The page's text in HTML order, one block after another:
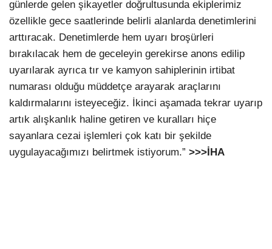
günlerde gelen şikayetler doğrultusunda ekiplerimiz
özellikle gece saatlerinde belirli alanlarda denetimlerini
arttıracak. Denetimlerde hem uyarı broşürleri
bırakılacak hem de geceleyin gerekirse anons edilip
uyarılarak ayrıca tır ve kamyon sahiplerinin irtibat
numarası olduğu müddetçe arayarak araçlarını
kaldırmalarını isteyeceğiz. İkinci aşamada tekrar uyarıp
artık alışkanlık haline getiren ve kuralları hiçe
sayanlara cezai işlemleri çok katı bir şekilde
uygulayacağımızı belirtmek istiyorum.” >>>İHA